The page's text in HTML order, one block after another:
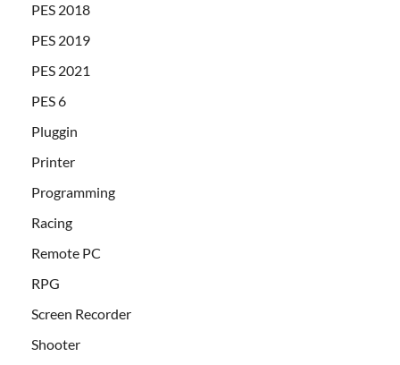
PES 2018
PES 2019
PES 2021
PES 6
Pluggin
Printer
Programming
Racing
Remote PC
RPG
Screen Recorder
Shooter